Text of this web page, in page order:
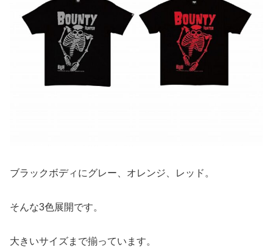
ブラックボディにグレー、オレンジ、レッド。
そんな3色展開です。
大きいサイズまで揃っています。